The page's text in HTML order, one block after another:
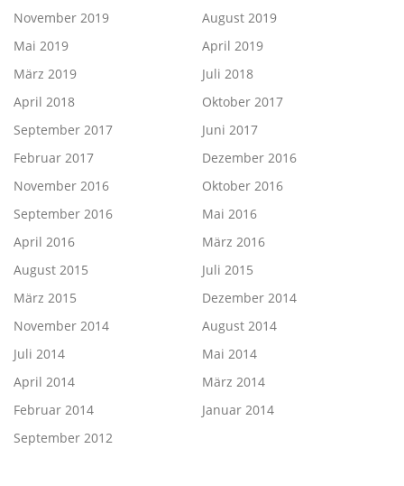
November 2019
August 2019
Mai 2019
April 2019
März 2019
Juli 2018
April 2018
Oktober 2017
September 2017
Juni 2017
Februar 2017
Dezember 2016
November 2016
Oktober 2016
September 2016
Mai 2016
April 2016
März 2016
August 2015
Juli 2015
März 2015
Dezember 2014
November 2014
August 2014
Juli 2014
Mai 2014
April 2014
März 2014
Februar 2014
Januar 2014
September 2012